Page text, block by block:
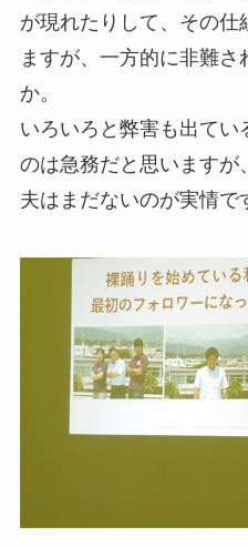
が現れたりして、その仕
ますが、一方的に非難
か。
いろいろと弊害も出てい
のは急務だと思いますが
夫はまだないのが実情で